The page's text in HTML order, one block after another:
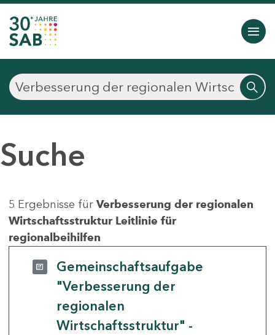
Suche
5 Ergebnisse für Verbesserung der regionalen
Wirtschaftsstruktur Leitlinie für
regionalbeihilfen
Gemeinschaftsaufgabe
"Verbesserung der
regionalen
Wirtschaftsstruktur" -